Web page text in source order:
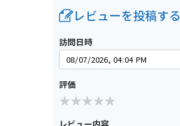
レビューを投稿する
訪問日時
評価
レビュー内容